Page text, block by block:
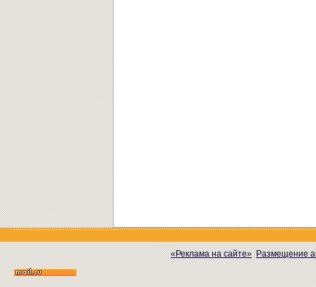
«Реклама на сайте» Размещение